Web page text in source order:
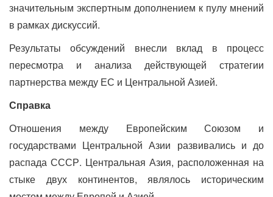
значительным экспертным дополнением к пулу мнений
в рамках дискуссий.
Результаты обсуждений внесли вклад в процесс
пересмотра и анализа действующей стратегии
партнерства между ЕС и Центральной Азией.
Справка
Отношения между Европейским Союзом и
государствами Центральной Азии развивались и до
распада СССР. Центральная Азия, расположенная на
стыке двух континентов, являлось историческим